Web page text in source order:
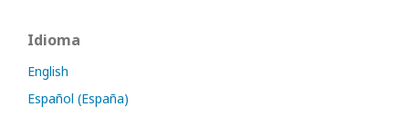
Idioma
English
Español (España)